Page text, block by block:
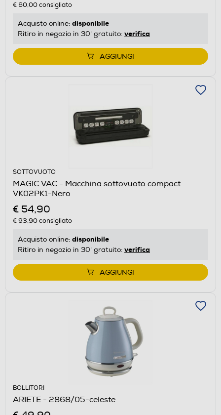
€ 60,00consigliato
Acquisto online: disponibile
Ritiro in negozio in 30' gratuito: verifica
AGGIUNGI
SOTTOVUOTO
MAGIC VAC - Macchina sottovuoto compact
VK02PK1-Nero
€ 54,90
€ 93,90consigliato
Acquisto online: disponibile
Ritiro in negozio in 30' gratuito: verifica
AGGIUNGI
BOLLITORI
ARIETE - 2868/05-celeste